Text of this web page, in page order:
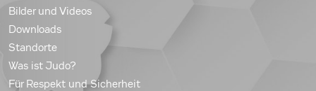
Bilder und Videos
Downloads
Standorte
Was ist Judo?
Für Respekt und Sicherheit